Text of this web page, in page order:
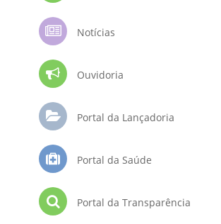
Notícias
Ouvidoria
Portal da Lançadoria
Portal da Saúde
Portal da Transparência